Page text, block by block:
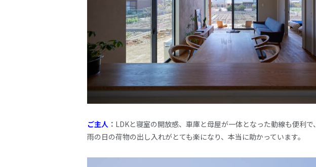
ご主人 ： LDKと寝室の開放感、車庫と母屋が一体となった動線も便利で、
雨の日の荷物の出し入れがとても楽になり、本当に助かっています。